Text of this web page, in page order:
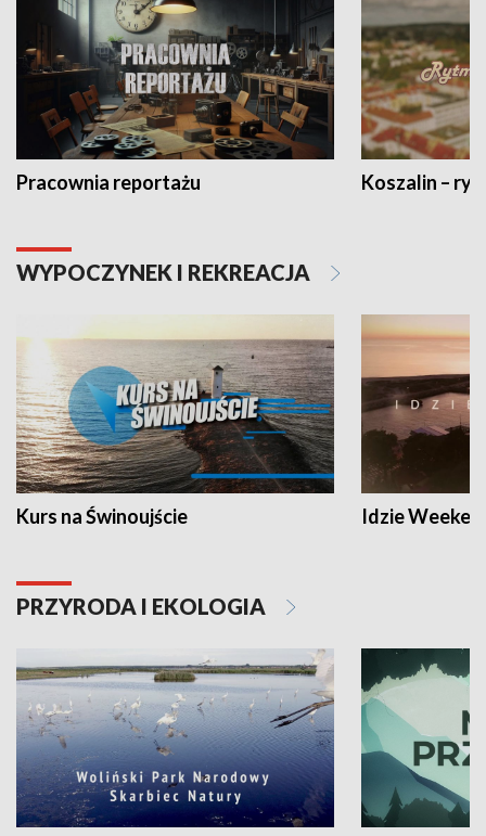
Pracownia reportażu Koszalin –
WYPOCZYNEK I REKREACJA
Kurs na Świnoujście Idzie
PRZYRODA I EKOLOGIA